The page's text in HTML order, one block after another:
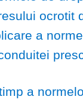
ocrotit
a
a